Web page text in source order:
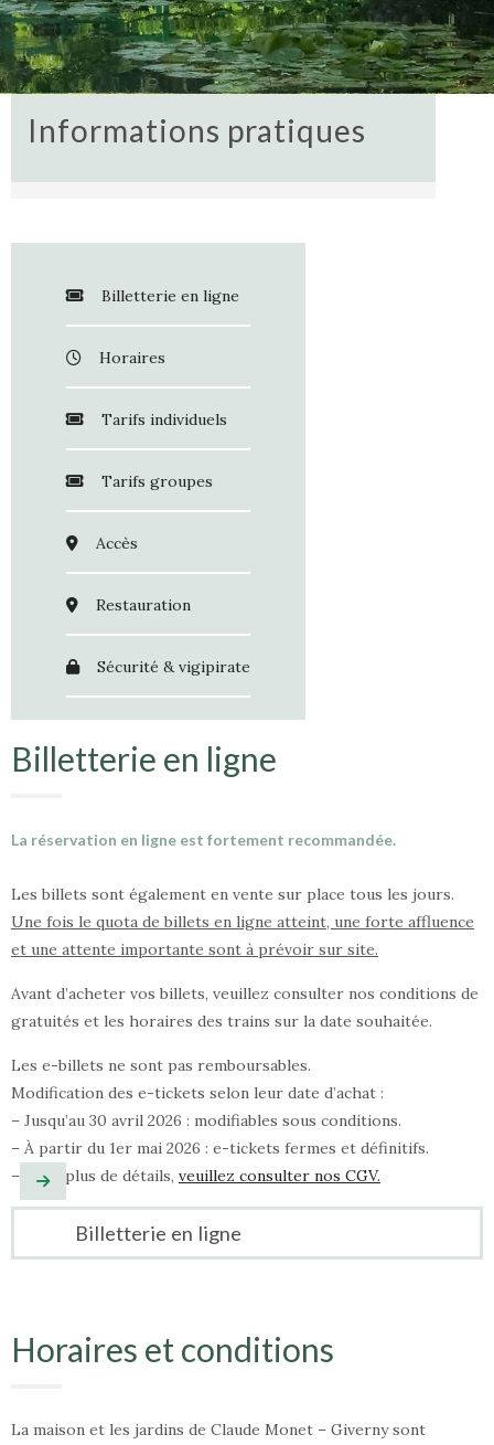
Informations pratiques
Billetterie en ligne
Horaires
Tarifs individuels
Tarifs groupes
Accès
Restauration
Sécurité & vigipirate
Billetterie en ligne
La réservation en ligne est fortement recommandée.
Les billets sont également en vente sur place tous les jours.
Une fois le quota de billets en ligne atteint, une forte affluence
et une attente importante sont à prévoir sur site.
Avant d’acheter vos billets, veuillez consulter nos conditions de
gratuités et les horaires des trains sur la date souhaitée.
Les e-billets ne sont pas remboursables.
Modification des e-tickets selon leur date d’achat :
– Jusqu’au 30 avril 2026 : modifiables sous conditions.
– À partir du 1er mai 2026 : e-tickets fermes et définitifs.
– Pour plus de détails, veuillez consulter nos CGV.
Billetterie en ligne
Horaires et conditions
La maison et les jardins de Claude Monet – Giverny sont